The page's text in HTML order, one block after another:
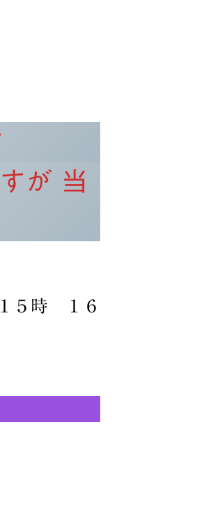
が 当
時半
５時 １６